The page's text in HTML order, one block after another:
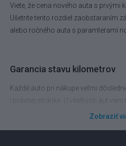
Viete, že cena nového auta s prvými
Ušetrite tento rozdiel zaobstaraním
alebo ročného auta s paramterami
Garancia stavu kilometrov
Každé auto pri nákupe veľmi
i právnej stránke. U všetkých áut
stav kilometrov a poskytujeme tiež
Zobraziť